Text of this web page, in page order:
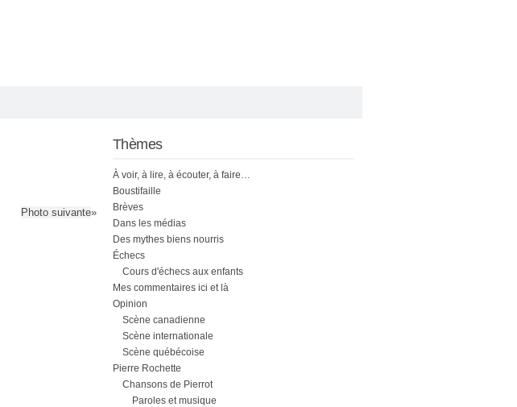
Photo suivante»
Thèmes
À voir, à lire, à écouter, à faire…
Boustifaille
Brèves
Dans les médias
Des mythes biens nourris
Échecs
Cours d'échecs aux enfants
Mes commentaires ici et là
Opinion
Scène canadienne
Scène internationale
Scène québécoise
Pierre Rochette
Chansons de Pierrot
Paroles et musique